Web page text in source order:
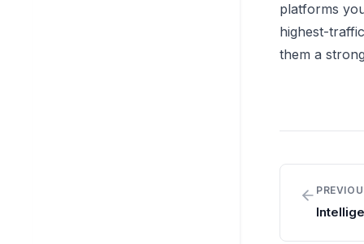
platforms
highest-
them a